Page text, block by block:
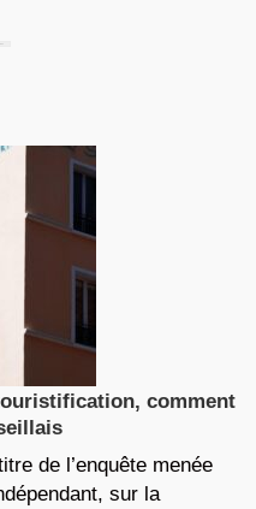
comment
de l’enquête menée
sur la